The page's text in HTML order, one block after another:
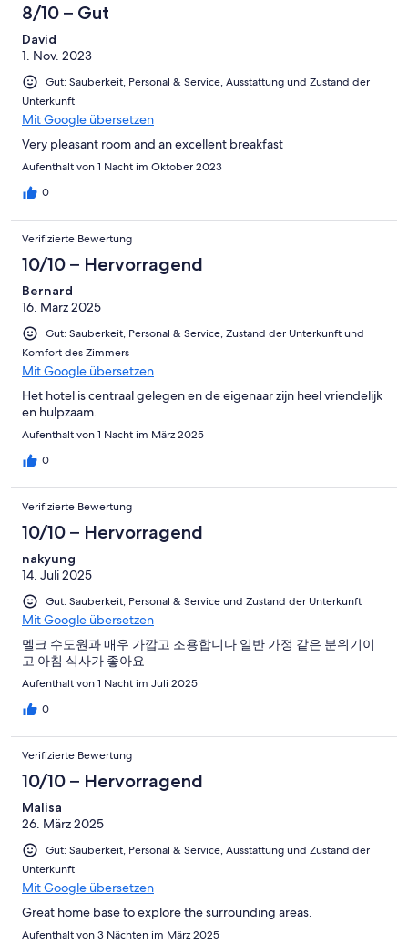
8/10 – Gut
David
1. Nov. 2023
Gut: Sauberkeit, Personal & Service, Ausstattung und Zustand der
Unterkunft
Mit Google übersetzen
Very pleasant room and an excellent breakfast
Aufenthalt von 1 Nacht im Oktober 2023
0
Verifizierte Bewertung
10/10 – Hervorragend
Bernard
16. März 2025
Gut: Sauberkeit, Personal & Service, Zustand der Unterkunft und
Komfort des Zimmers
Mit Google übersetzen
Het hotel is centraal gelegen en de eigenaar zijn heel vriendelijk
en hulpzaam.
Aufenthalt von 1 Nacht im März 2025
0
Verifizierte Bewertung
10/10 – Hervorragend
nakyung
14. Juli 2025
Gut: Sauberkeit, Personal & Service und Zustand der Unterkunft
Mit Google übersetzen
멜크 수도원과 매우 가깝고 조용합니다 일반 가정 같은 분위기이
고 아침 식사가 좋아요
Aufenthalt von 1 Nacht im Juli 2025
0
Verifizierte Bewertung
10/10 – Hervorragend
Malisa
26. März 2025
Gut: Sauberkeit, Personal & Service, Ausstattung und Zustand der
Unterkunft
Mit Google übersetzen
Great home base to explore the surrounding areas.
Aufenthalt von 3 Nächten im März 2025